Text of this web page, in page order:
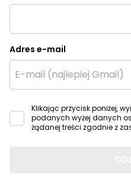
Adres e-mail
Klikając przycisk poniżej,
podanych wyżej danych
żądanej treści zgodnie z